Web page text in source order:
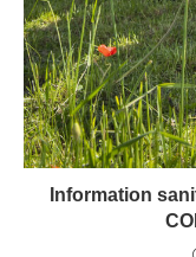
Information